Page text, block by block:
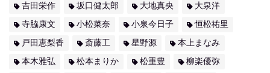
吉田栄作 坂口健太郎 大地真央 大泉洋
寺脇康文 小松菜奈 小泉今日子 恒松祐里
戸田恵梨香 斎藤工 星野源 本上まなみ
本木雅弘 松本まりか 松重豊 柳楽優弥